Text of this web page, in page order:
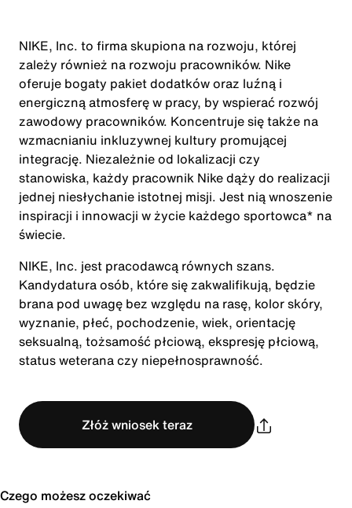
NIKE, Inc. to firma skupiona na rozwoju, której
zależy również na rozwoju pracowników. Nike
oferuje bogaty pakiet dodatków oraz luźną i
energiczną atmosferę w pracy, by wspierać rozwój
zawodowy pracowników. Koncentruje się także na
wzmacnianiu inkluzywnej kultury promującej
integrację. Niezależnie od lokalizacji czy
stanowiska, każdy pracownik Nike dąży do realizacji
jednej niesłychanie istotnej misji. Jest nią wnoszenie
inspiracji i innowacji w życie każdego sportowca* na
świecie.
NIKE, Inc. jest pracodawcą równych szans.
Kandydatura osób, które się zakwalifikują, będzie
brana pod uwagę bez względu na rasę, kolor skóry,
wyznanie, płeć, pochodzenie, wiek, orientację
seksualną, tożsamość płciową, ekspresję płciową,
status weterana czy niepełnosprawność.
Złóż wniosek teraz
Czego możesz oczekiwać